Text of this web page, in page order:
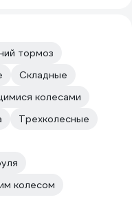
тормоз
Складные
колесами
Трехколесные
колесом